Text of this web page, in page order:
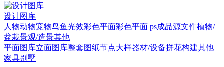
设计图库
人物动物宠物鸟鱼光效彩色平面彩色平面 ps成品源文件植物/
盆栽景观/造景其他
平面图库立面图库整套图纸节点大样器材/设备拼花构建其他
家具别墅